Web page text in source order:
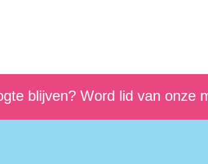
blijven? Word lid van onze